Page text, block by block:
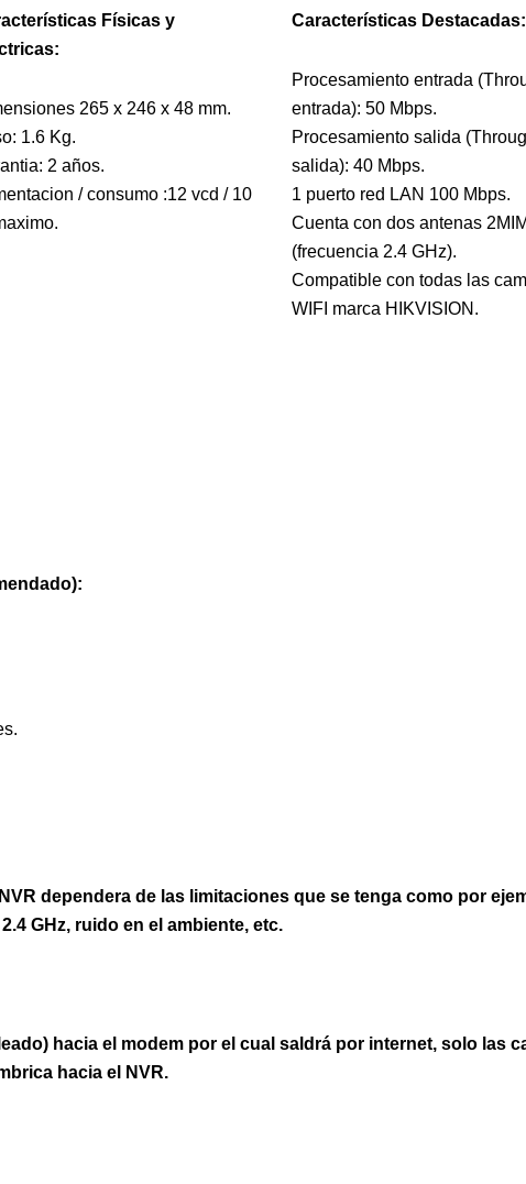
Físicas y
265 x 246 x 48 mm.
1.6 Kg.
2 años.
/ consumo :12 vcd / 10
Características Destacadas:
Procesamiento entrada
entrada): 50 Mbps.
Procesamiento salida
salida): 40 Mbps.
1 puerto red LAN 100 Mbps.
Cuenta con dos antenas
(frecuencia 2.4 GHz).
Compatible con todas las
WIFI marca HIKVISION.
dependera de las limitaciones que se tenga como por
GHz, ruido en el ambiente, etc.
hacia el modem por el cual saldrá por internet, solo las
hacia el NVR.